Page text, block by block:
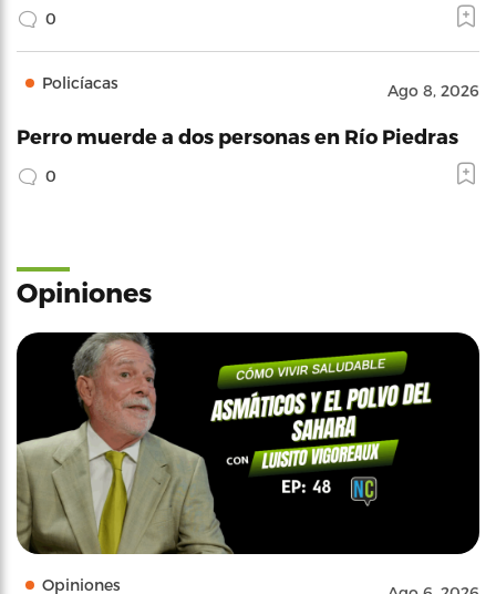
0
Policíacas Ago 8, 2026
Perro muerde a dos personas en Río Piedras
0
Opiniones
Opiniones